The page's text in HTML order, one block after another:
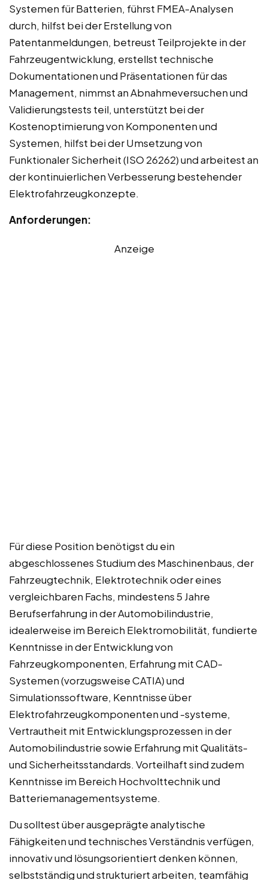
Systemen für Batterien, führst FMEA-Analysen
durch, hilfst bei der Erstellung von
Patentanmeldungen, betreust Teilprojekte in der
Fahrzeugentwicklung, erstellst technische
Dokumentationen und Präsentationen für das
Management, nimmst an Abnahmeversuchen und
Validierungstests teil, unterstützt bei der
Kostenoptimierung von Komponenten und
Systemen, hilfst bei der Umsetzung von
Funktionaler Sicherheit (ISO 26262) und arbeitest an
der kontinuierlichen Verbesserung bestehender
Elektrofahrzeugkonzepte.
Anforderungen:
Anzeige
Für diese Position benötigst du ein
abgeschlossenes Studium des Maschinenbaus, der
Fahrzeugtechnik, Elektrotechnik oder eines
vergleichbaren Fachs, mindestens 5 Jahre
Berufserfahrung in der Automobilindustrie,
idealerweise im Bereich Elektromobilität, fundierte
Kenntnisse in der Entwicklung von
Fahrzeugkomponenten, Erfahrung mit CAD-
Systemen (vorzugsweise CATIA) und
Simulationssoftware, Kenntnisse über
Elektrofahrzeugkomponenten und -systeme,
Vertrautheit mit Entwicklungsprozessen in der
Automobilindustrie sowie Erfahrung mit Qualitäts-
und Sicherheitsstandards. Vorteilhaft sind zudem
Kenntnisse im Bereich Hochvolttechnik und
Batteriemanagementsysteme.
Du solltest über ausgeprägte analytische
Fähigkeiten und technisches Verständnis verfügen,
innovativ und lösungsorientiert denken können,
selbstständig und strukturiert arbeiten, teamfähig